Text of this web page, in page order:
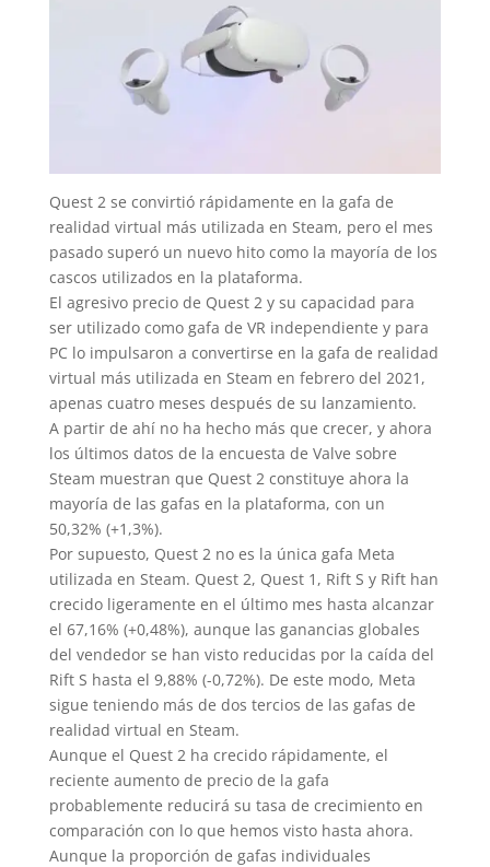
Quest 2 se convirtió rápidamente en la gafa de
realidad virtual más utilizada en Steam, pero el mes
pasado superó un nuevo hito como la mayoría de los
cascos utilizados en la plataforma.
El agresivo precio de Quest 2 y su capacidad para
ser utilizado como gafa de VR independiente y para
PC lo impulsaron a convertirse en la gafa de realidad
virtual más utilizada en Steam en febrero del 2021,
apenas cuatro meses después de su lanzamiento.
A partir de ahí no ha hecho más que crecer, y ahora
los últimos datos de la encuesta de Valve sobre
Steam muestran que Quest 2 constituye ahora la
mayoría de las gafas en la plataforma, con un
50,32% (+1,3%).
Por supuesto, Quest 2 no es la única gafa Meta
utilizada en Steam. Quest 2, Quest 1, Rift S y Rift han
crecido ligeramente en el último mes hasta alcanzar
el 67,16% (+0,48%), aunque las ganancias globales
del vendedor se han visto reducidas por la caída del
Rift S hasta el 9,88% (-0,72%). De este modo, Meta
sigue teniendo más de dos tercios de las gafas de
realidad virtual en Steam.
Aunque el Quest 2 ha crecido rápidamente, el
reciente aumento de precio de la gafa
probablemente reducirá su tasa de crecimiento en
comparación con lo que hemos visto hasta ahora.
Aunque la proporción de gafas individuales